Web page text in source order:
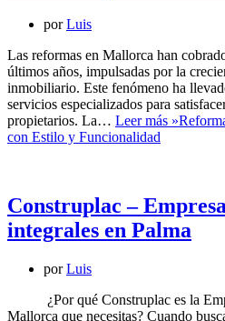
porLuis
Las reformas en Mallorca han
últimos años, impulsadas por la
inmobiliario. Este fenómeno ha
servicios especializados para
propietarios. La… Leer más »
con Estilo y Funcionalidad
Construplac –
integrales en Palma
porLuis
¿Por qué Construplac es la
Mallorca que necesitas? Cuando